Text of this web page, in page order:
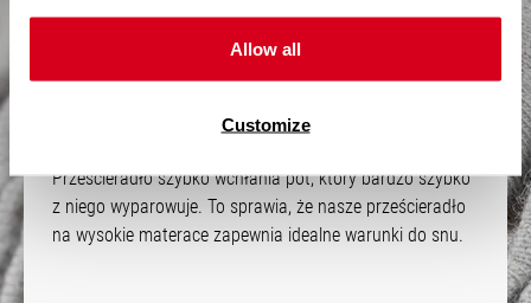
Allow all
Customize
Niezwykle przyjemne
Prześcieradło szybko wchłania pot, który bardzo szybko
z niego wyparowuje. To sprawia, że nasze prześcieradło
na wysokie materace zapewnia idealne warunki do snu.